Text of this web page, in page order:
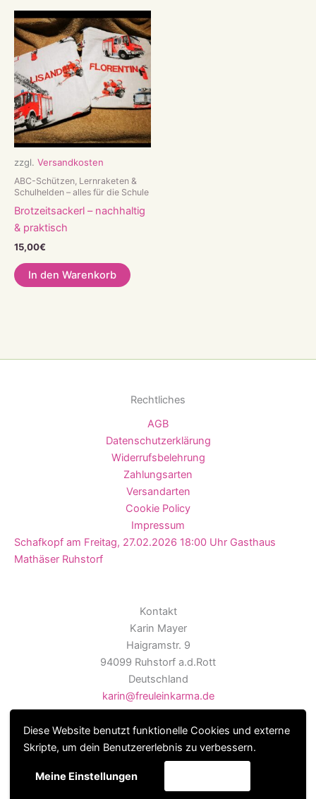
Diese Website benutzt funktionelle Cookies und externe
Skripte, um dein Benutzererlebnis zu verbessern.
Meine Einstellungen
zzgl. Versandkosten
ABC-Schützen, Lernraketen &
Schulhelden – alles für die Schule
Brotzeitsackerl – nachhaltig
& praktisch
15,00€
In den Warenkorb
Rechtliches
AGB
Datenschutzerklärung
Widerrufsbelehrung
Zahlungsarten
Versandarten
Cookie Policy
Impressum
Schafkopf am Freitag, 27.02.2026 18:00 Uhr Gasthaus
Mathäser Ruhstorf
Kontakt
Karin Mayer
Haigramstr. 9
94099 Ruhstorf a.d.Rott
Deutschland
karin@freuleinkarma.de
Copyright © 2026